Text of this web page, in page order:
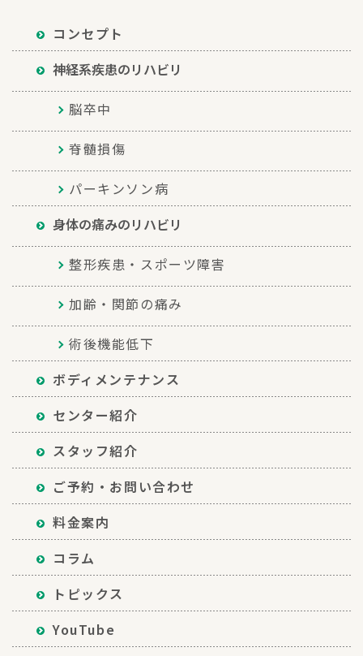
コンセプト
神経系疾患のリハビリ
脳卒中
脊髄損傷
パーキンソン病
身体の痛みのリハビリ
整形疾患・スポーツ障害
加齢・関節の痛み
術後機能低下
ボディメンテナンス
センター紹介
スタッフ紹介
ご予約・お問い合わせ
料金案内
コラム
トピックス
YouTube